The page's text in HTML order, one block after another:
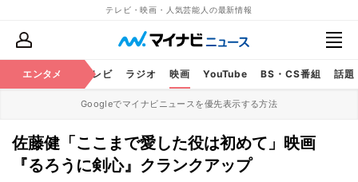
テレビ・映画・人気芸能人の最新情報
エンタメ
芸能 テレビ ラジオ 映画 YouTube BS・CS番組 話題
Googleでマイナビニュースを優先表示する方法
佐藤健「ここまで愛した役は初めて」映画
『るろうに剣心』クランクアップ